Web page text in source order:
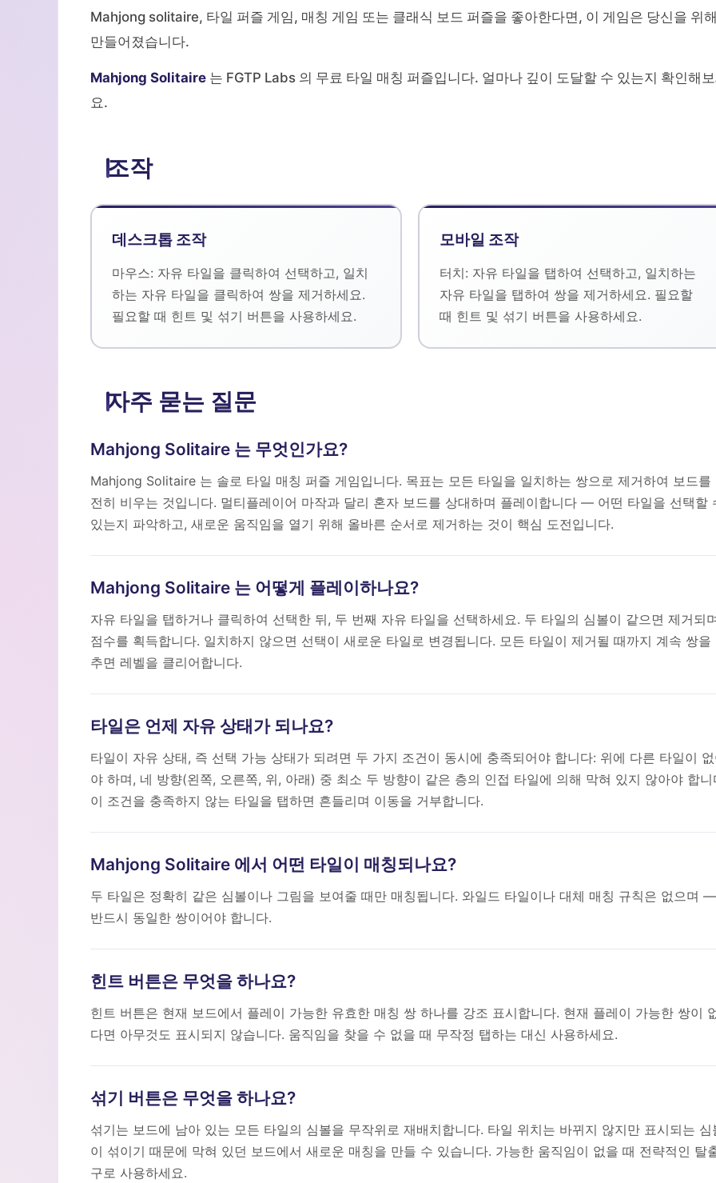
Mahjong solitaire, 타일 퍼즐 게임, 매칭 게임 또는 클래식 보드 퍼즐을 좋아한다면, 이 게임은 당신을 위
만들어졌습니다.
Mahjong Solitaire 는 FGTP Labs 의 무료 타일 매칭 퍼즐입니다. 얼마나 깊이 도달할 수 있는지 확인해
요.
조작
데스크톱 조작
마우스: 자유 타일을 클릭하여 선택하고, 일치
하는 자유 타일을 클릭하여 쌍을 제거하세요.
필요할 때 힌트 및 섞기 버튼을 사용하세요.
모바일 조작
터치: 자유 타일을 탭하여 선택하고, 일치하는
자유 타일을 탭하여 쌍을 제거하세요. 필요할
때 힌트 및 섞기 버튼을 사용하세요.
자주 묻는 질문
Mahjong Solitaire 는 무엇인가요?
Mahjong Solitaire 는 솔로 타일 매칭 퍼즐 게임입니다. 목표는 모든 타일을 일치하는 쌍으로 제거하여 보드를
전히 비우는 것입니다. 멀티플레이어 마작과 달리 혼자 보드를 상대하며 플레이합니다 — 어떤 타일을 선택할
있는지 파악하고, 새로운 움직임을 열기 위해 올바른 순서로 제거하는 것이 핵심 도전입니다.
Mahjong Solitaire 는 어떻게 플레이하나요?
자유 타일을 탭하거나 클릭하여 선택한 뒤, 두 번째 자유 타일을 선택하세요. 두 타일의 심볼이 같으면 제거되
점수를 획득합니다. 일치하지 않으면 선택이 새로운 타일로 변경됩니다. 모든 타일이 제거될 때까지 계속 쌍을
추면 레벨을 클리어합니다.
타일은 언제 자유 상태가 되나요?
타일이 자유 상태, 즉 선택 가능 상태가 되려면 두 가지 조건이 동시에 충족되어야 합니다: 위에 다른 타일이
야 하며, 네 방향(왼쪽, 오른쪽, 위, 아래) 중 최소 두 방향이 같은 층의 인접 타일에 의해 막혀 있지 않아야 합니
이 조건을 충족하지 않는 타일을 탭하면 흔들리며 이동을 거부합니다.
Mahjong Solitaire 에서 어떤 타일이 매칭되나요?
두 타일은 정확히 같은 심볼이나 그림을 보여줄 때만 매칭됩니다. 와일드 타일이나 대체 매칭 규칙은 없으며 —
반드시 동일한 쌍이어야 합니다.
힌트 버튼은 무엇을 하나요?
힌트 버튼은 현재 보드에서 플레이 가능한 유효한 매칭 쌍 하나를 강조 표시합니다. 현재 플레이 가능한 쌍이
다면 아무것도 표시되지 않습니다. 움직임을 찾을 수 없을 때 무작정 탭하는 대신 사용하세요.
섞기 버튼은 무엇을 하나요?
섞기는 보드에 남아 있는 모든 타일의 심볼을 무작위로 재배치합니다. 타일 위치는 바뀌지 않지만 표시되는 심
이 섞이기 때문에 막혀 있던 보드에서 새로운 매칭을 만들 수 있습니다. 가능한 움직임이 없을 때 전략적인 탈
구로 사용하세요.